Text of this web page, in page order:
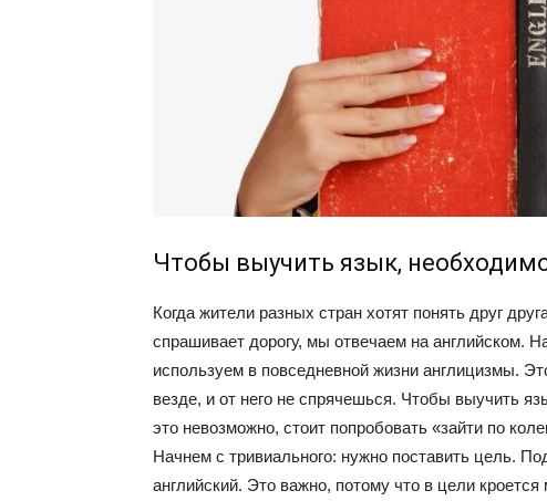
Чтобы выучить язык,
Когда жители разных стран хотят понять друг
спрашивает дорогу, мы отвечаем на английском.
используем в повседневной жизни англицизмы.
везде, и от него не спрячешься. Чтобы выучить
это невозможно, стоит попробовать «зайти по
Начнем с тривиального: нужно поставить цель.
английский. Это важно, потому что в цели